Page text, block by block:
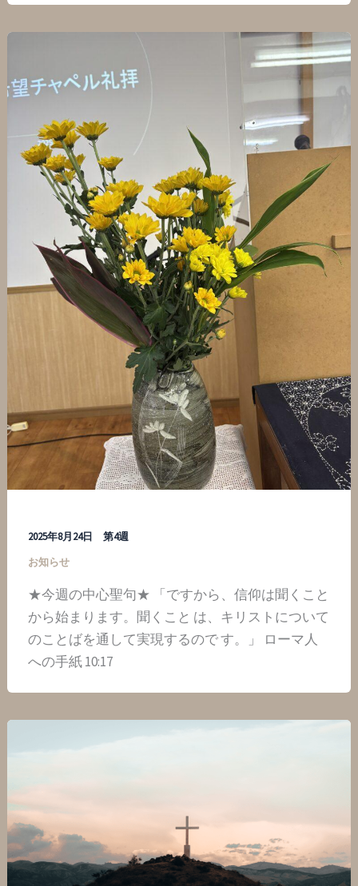
2025年8月24日 第4週
お知らせ
★今週の中心聖句★ 「ですから、信仰は聞くこと
から始まります。聞くこと は、キリストについて
のことばを通して実現するので す。」 ローマ人
への手紙 10:17